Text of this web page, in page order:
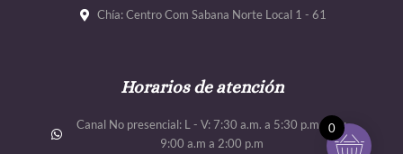
Chía: Centro Com Sabana Norte Local 1 - 61
Horarios de atención
Canal No presencial: L - V: 7:30 a.m. a 5:30 p.m. Sab:
9:00 a.m a 2:00 p.m
0